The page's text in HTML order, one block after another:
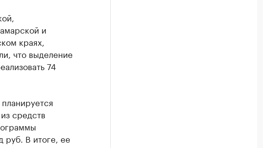
и
краях,
что выделение
74
средств
руб. В итоге, ее